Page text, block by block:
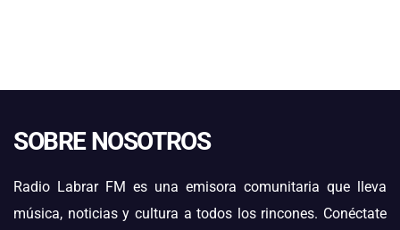
SOBRE NOSOTROS
Radio Labrar FM es una emisora comunitaria que lleva
música, noticias y cultura a todos los rincones. Conéctate